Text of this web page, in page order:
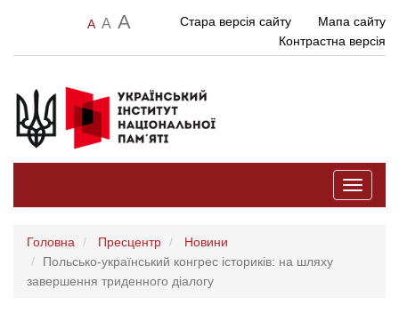
A A A Стара версія сайту
Мапа сайту
Контрастна версія
Toggle
Головна Пресцентр
Новини
Польсько-український конгрес істориків: на шляху
завершення триденного діалогу